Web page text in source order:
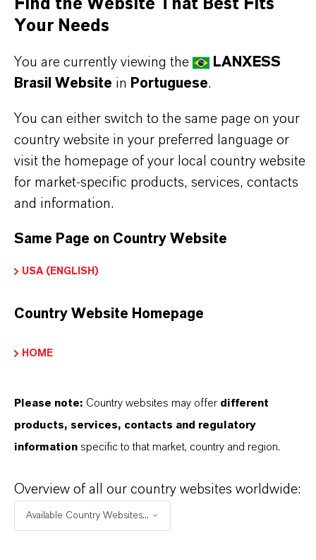
de produto
de entrega
(Número CAS)
53-6
APLICATIVOS DE PRODUTOS
Find the Website That Best Fits
Your Needs
You are currently viewing the
LANXESS
Brasil Website in Portuguese.
You can either switch to the same page on your
country website in your preferred language or
visit the homepage of your local country website
for market-specific products, services, contacts
and information.
Same Page on Country Website
USA (ENGLISH)
Country Website Homepage
HOME
Please note: Country websites may offer different
products, services, contacts and regulatory
information specific to that market, country and region.
Overview of all our country websites worldwide:
Available Country Websites...